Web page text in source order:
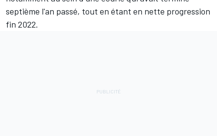
septième l'an passé, tout en étant en nette progression
fin 2022.